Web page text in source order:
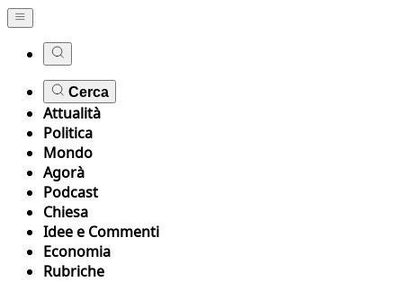
Cerca
Attualità
Politica
Mondo
Agorà
Podcast
Chiesa
Idee e Commenti
Economia
Rubriche